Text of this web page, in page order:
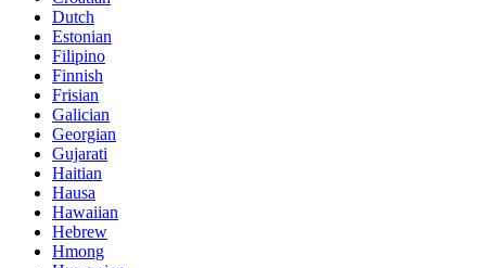
Dutch
Estonian
Filipino
Finnish
Frisian
Galician
Georgian
Gujarati
Haitian
Hausa
Hawaiian
Hebrew
Hmong